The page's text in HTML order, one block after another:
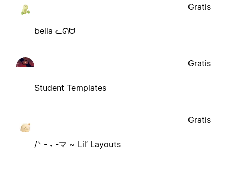
bella ᓚᘏᗢ
Gratis
Student Templates
Gratis
/ᐠ - ˕ -マ ~ Lil’ Layouts
Gratis